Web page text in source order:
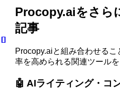
Procopy.aiをさら
記事
Procopy.aiと組み合わせる
率を高められる関連ツールを
🤖 AIライティング・コ